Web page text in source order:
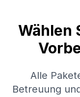
Wählen
Alle
Betreuung